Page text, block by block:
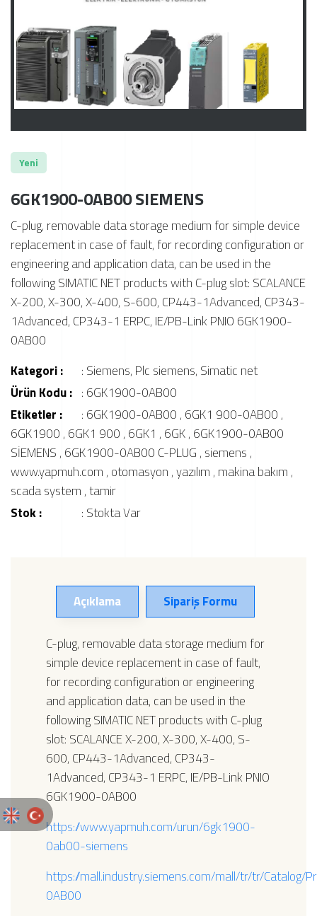
Yeni
6GK1900-0AB00 SIEMENS
C-plug, removable data storage medium for simple device
replacement in case of fault, for recording configuration or
engineering and application data, can be used in the
following SIMATIC NET products with C-plug slot: SCALANCE
X-200, X-300, X-400, S-600, CP443-1Advanced, CP343-
1Advanced, CP343-1 ERPC, IE/PB-Link PNIO 6GK1900-
0AB00
Kategori :
: Siemens, Plc siemens, Simatic net
Ürün Kodu : : 6GK1900-0AB00
Etiketler :
: 6GK1900-0AB00 , 6GK1 900-0AB00 ,
6GK1900 , 6GK1 900 , 6GK1 , 6GK, 6GK1900-0AB00
SİEMENS , 6GK1900-0AB00 C-PLUG , siemens ,
www.yapmuh.com , otomasyon ,yazılım , makina bakım ,
scada system ,tamir
Stok :
: Stokta Var
Açıklama Sipariş Formu
C-plug, removable data storage medium for
simple device replacement in case of fault,
for recording configuration or engineering
and application data, can be used in the
following SIMATIC NET products with C-plug
slot: SCALANCE X-200, X-300, X-400, S-
600, CP443-1Advanced, CP343-
1Advanced, CP343-1 ERPC, IE/PB-Link PNIO
6GK1900-0AB00
https://www.yapmuh.com/urun/6gk1900-
0ab00-siemens
https://mall.industry.siemens.com/mall/tr/tr/Catalog/
0AB00